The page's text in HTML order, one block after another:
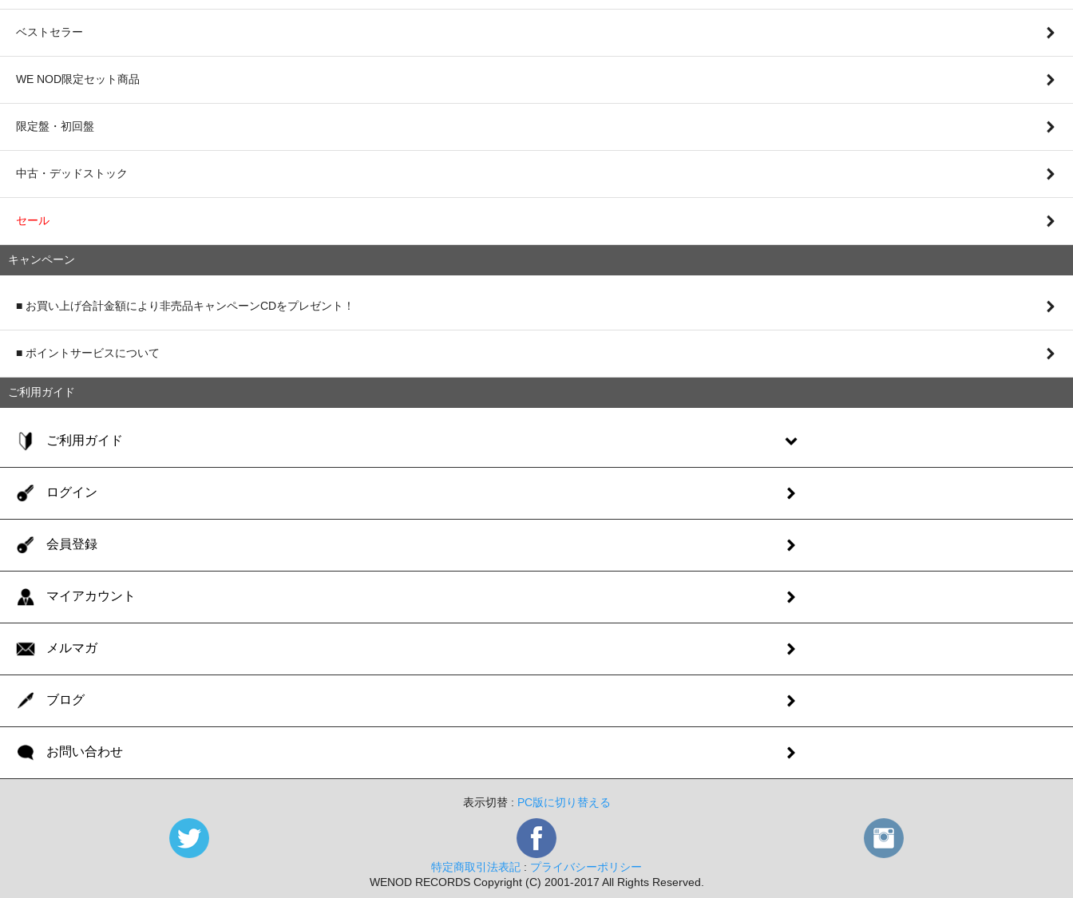
ベストセラー
WE NOD限定セット商品
限定盤・初回盤
中古・デッドストック
セール
キャンペーン
■ お買い上げ合計金額により非売品キャンペーンCDをプレゼント！
■ ポイントサービスについて
ご利用ガイド
ご利用ガイド
ログイン
会員登録
マイアカウント
メルマガ
ブログ
お問い合わせ
表示切替 : PC版に切り替える
特定商取引法表記 : プライバシーポリシー
WENOD RECORDS Copyright (C) 2001-2017 All Rights Reserved.